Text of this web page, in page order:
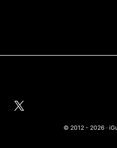
© 2012 - 2026 ·